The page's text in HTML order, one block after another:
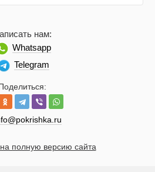
нам:
Whatsapp
Telegram
полную версию сайта